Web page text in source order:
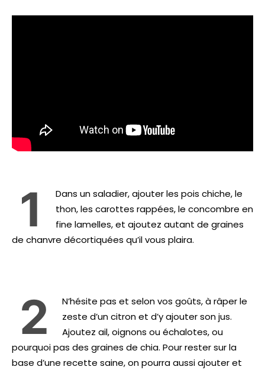
1
Dans un saladier, ajouter les pois chiche, le
thon, les carottes rappées, le concombre en
fine lamelles, et ajoutez autant de graines
de chanvre décortiquées qu’il vous plaira.
2
N’hésite pas et selon vos goûts, à râper le
zeste d’un citron et d’y ajouter son jus.
Ajoutez ail, oignons ou échalotes, ou
pourquoi pas des graines de chia. Pour rester sur la
base d’une recette saine, on pourra aussi ajouter et